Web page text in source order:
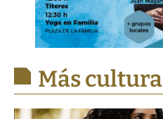
Más cultura